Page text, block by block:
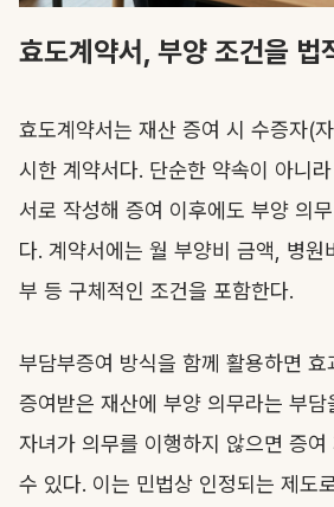
효도계약서, 부양 조건을 법
효도계약서는 재산 증여 시 수증자(
시한 계약서다. 단순한 약속이 아니
서로 작성해 증여 이후에도 부양 의
다. 계약서에는 월 부양비 금액, 병원
부 등 구체적인 조건을 포함한다.
부담부증여 방식을 함께 활용하면 효
증여받은 재산에 부양 의무라는 부담
자녀가 의무를 이행하지 않으면 증
수 있다. 이는 민법상 인정되는 제도